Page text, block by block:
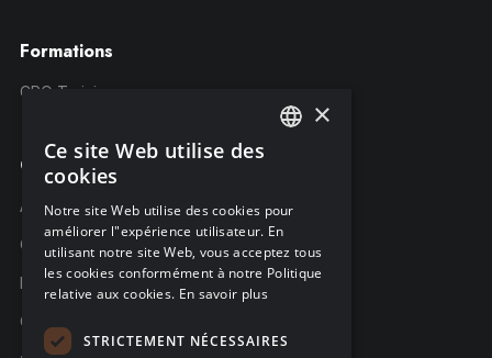
Formations
CRQ Training
Compagnie
À propos C-Risk
Carrière
Partenaires
C-Risk dans la presse
×
Ce site Web utilise des
cookies
Notre site Web utilise des cookies pour
améliorer l"expérience utilisateur. En
utilisant notre site Web, vous acceptez tous
les cookies conformément à notre Politique
relative aux cookies. En savoir plus
STRICTEMENT NÉCESSAIRES